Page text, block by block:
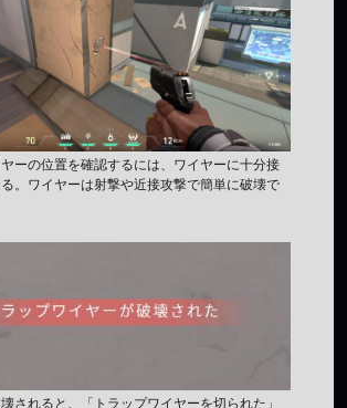
ーの位置を確認するには、ワイヤーに十分接
。ワイヤーは射撃や近接攻撃で簡単に破壊で
されると、「トラップワイヤーを切られた」